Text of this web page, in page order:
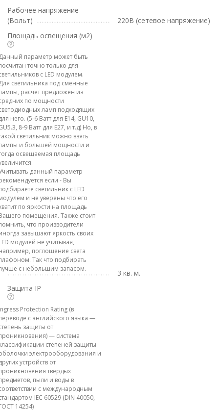
Рабочее напряжение
(Вольт)
220В (сетевое напряжение)
Площадь освещения (м2)
параметр может быть
точно только для
с LED модулем.
светильника под сменные
расчет предложен из
по мощности
ламп подходящих
него. (5-6 Ватт для E14, GU10,
8-9 Ватт для E27, и т.д) Но, в
светильник можно взять
и большей мощности и
освещаемая площадь
данный параметр
если - Вы
светильник с LED
и не уверены что его
по яркости на площадь
помещения. Также стоит
что производители
завышают яркость своих
модулей не учитывая,
поглощение света
Так что подбирать
с небольшим запасом.
3 кв. м.
Защита IP
Protection Rating (в
с английского языка —
защиты от
— система
степеней защиты
электрооборудования и
устройств от
твёрдых
пыли и воды в
с международным
IEC 60529 (DIN 40050,
14254)